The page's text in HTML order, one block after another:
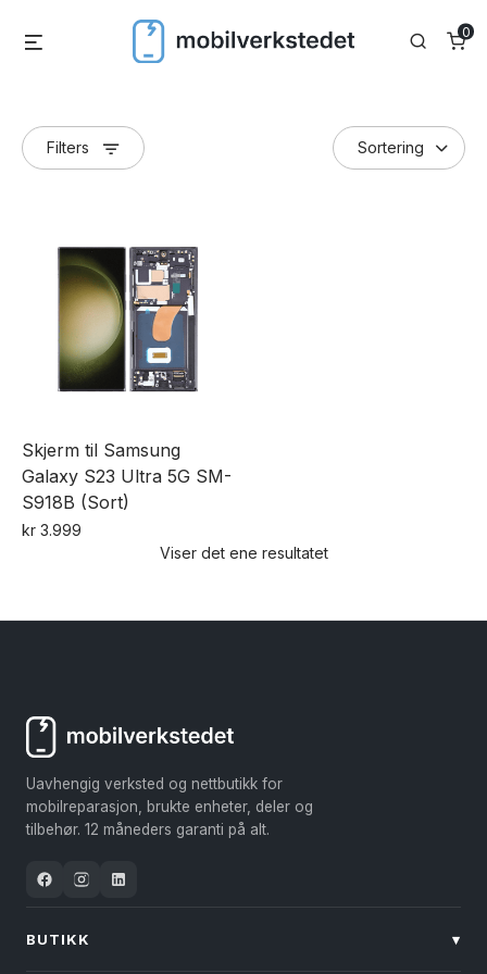
Search
0
Filters
Skjerm til Samsung
Galaxy S23 Ultra 5G SM-
S918B (Sort)
kr 3.999
Viser det ene resultatet
Uavhengig verksted og nettbutikk for
mobilreparasjon, brukte enheter, deler og
tilbehør. 12 måneders garanti på alt.
BUTIKK ▾